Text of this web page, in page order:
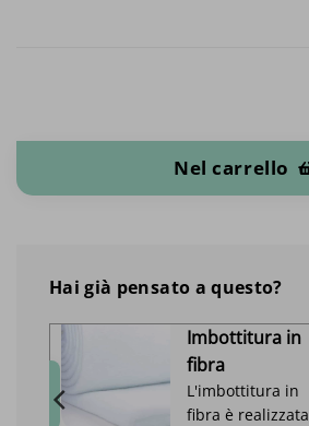
Nel carrello
Hai già pensato a questo?
Imbottitura in
fibra
L'imbottitura in
fibra è realizzata